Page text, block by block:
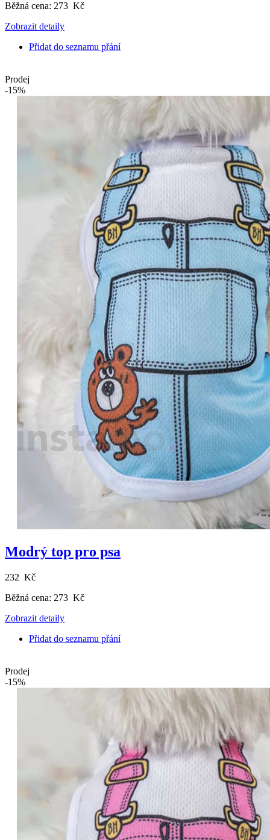
Běžná cena: 273 Kč
Zobrazit detaily
Přidat do seznamu přání
Prodej
-15%
Modrý top pro psa
232 Kč
Běžná cena: 273 Kč
Zobrazit detaily
Přidat do seznamu přání
Prodej
-15%